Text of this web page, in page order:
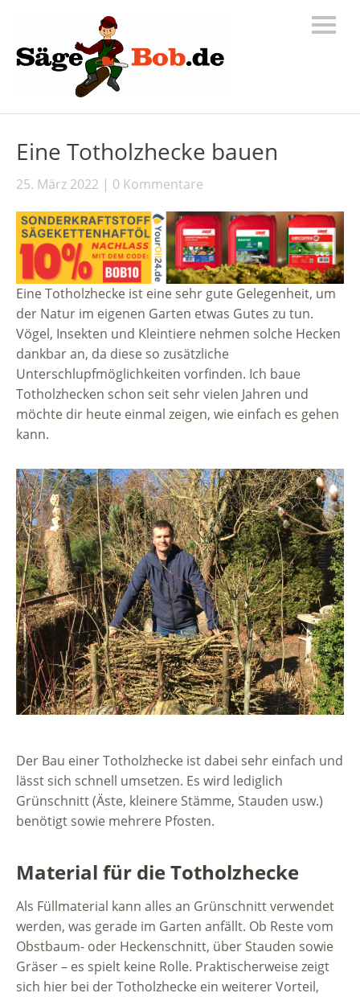
Eine Totholzhecke bauen
25. März 2022 0 Kommentare
Eine Totholzhecke ist eine sehr gute Gelegenheit, um
der Natur im eigenen Garten etwas Gutes zu tun.
Vögel, Insekten und Kleintiere nehmen solche Hecken
dankbar an, da diese so zusätzliche
Unterschlupfmöglichkeiten vorfinden. Ich baue
Totholzhecken schon seit sehr vielen Jahren und
möchte dir heute einmal zeigen, wie einfach es gehen
kann.
Der Bau einer Totholzhecke ist dabei sehr einfach und
lässt sich schnell umsetzen. Es wird lediglich
Grünschnitt (Äste, kleinere Stämme, Stauden usw.)
benötigt sowie mehrere Pfosten.
Material für die Totholzhecke
Als Füllmaterial kann alles an Grünschnitt verwendet
werden, was gerade im Garten anfällt. Ob Reste vom
Obstbaum- oder Heckenschnitt, über Stauden sowie
Gräser – es spielt keine Rolle. Praktischerweise zeigt
sich hier bei der Totholzhecke ein weiterer Vorteil,